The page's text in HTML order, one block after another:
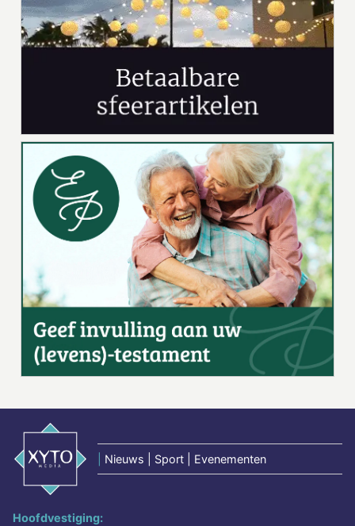
Nieuws | Sport | Evenementen
Hoofdvestiging: